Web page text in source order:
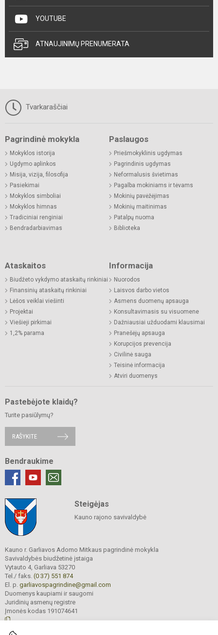
YOUTUBE
ATNAUJINIMŲ PRENUMERATA
Tvarkaraščiai
Pagrindinė mokykla
Mokyklos istorija
Ugdymo aplinkos
Misija, vizija, filosofija
Pasiekimai
Mokyklos simboliai
Mokyklos himnas
Tradiciniai renginiai
Bendradarbiavimas
Paslaugos
Priešmokyklinis ugdymas
Pagrindinis ugdymas
Neformalusis švietimas
Pagalba mokiniams ir tėvams
Mokinių pavėžėjimas
Mokinių maitinimas
Patalpų nuoma
Biblioteka
Ataskaitos
Biudžeto vykdymo ataskaitų rinkiniai
Finansinių ataskaitų rinkiniai
Lėšos veiklai viešinti
Projektai
Viešieji pirkimai
1,2% parama
Informacija
Nuorodos
Laisvos darbo vietos
Asmens duomenų apsauga
Konsultavimasis su visuomene
Dažniausiai užduodami klausimai
Pranešėjų apsauga
Korupcijos prevencija
Civilinė sauga
Teisinė informacija
Atviri duomenys
Pastebėjote klaidų?
Turite pasiūlymų?
RAŠYKITE
Bendraukime
Steigėjas
Kauno rajono savivaldybė
Kauno r. Garliavos Adomo Mitkaus pagrindinė mokykla
Savivaldybės biudžetinė įstaiga
Vytauto 4, Garliava 53270
Tel./ faks. (0 37) 551 874
El. p. garliavospagrindine@gmail.com
Duomenys kaupiami ir saugomi
Juridinių asmenų registre
Įmonės kodas 191074641